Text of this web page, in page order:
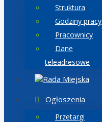
Struktura
Godziny pracy
Pracownicy
Dane
teleadresowe
Rada Miejska
Ogłoszenia
Przetargi